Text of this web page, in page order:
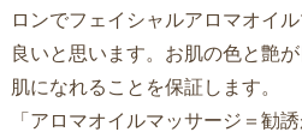
ロンでフェイシャルアロマオイ
良いと思います。お肌の色と艶
肌になれることを保証します。
「アロマオイルマッサージ＝勧